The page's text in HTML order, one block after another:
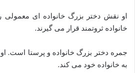
او نقش دختر بزرگ خانواده ای معمولی
خانواده ثروتمند قرار می گیرند.
جمره دختر بزرگ خانواده و پرستا است.
به خانواده خود می کند.